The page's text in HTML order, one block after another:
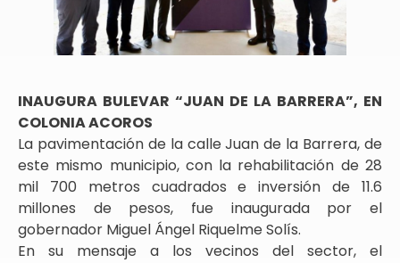
INAUGURA BULEVAR “JUAN DE LA BARRERA”, EN
COLONIA ACOROS
La pavimentación de la calle Juan de la Barrera, de
este mismo municipio, con la rehabilitación de 28
mil 700 metros cuadrados e inversión de 11.6
millones de pesos, fue inaugurada por el
gobernador Miguel Ángel Riquelme Solís.
En su mensaje a los vecinos del sector, el